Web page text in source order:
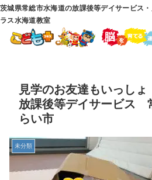
茨城県常総市水海道の放課後等デイサービス
ラス水海道教室
見学のお友達もいっし
放課後等デイサービス
らい市
未分類